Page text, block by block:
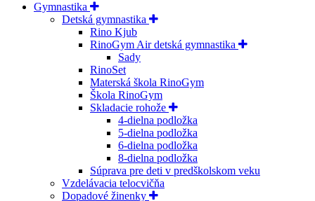
Gymnastika
Detská gymnastika
Rino Kjub
RinoGym Air detská gymnastika
Sady
RinoSet
Materská škola RinoGym
Škola RinoGym
Skladacie rohože
4-dielna podložka
5-dielna podložka
6-dielna podložka
8-dielna podložka
Súprava pre deti v predškolskom veku
Vzdelávacia telocvičňa
Dopadové žinenky